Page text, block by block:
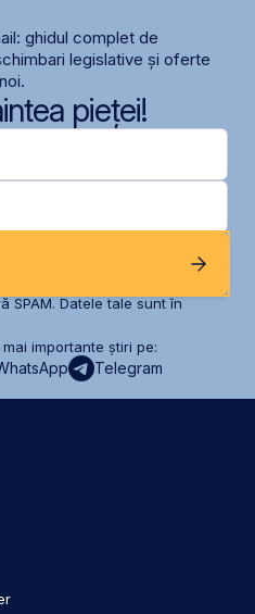
ghidul complet de
legislative și oferte
pieței!
SPAM. Datele tale sunt în
importante știri pe:
Telegram